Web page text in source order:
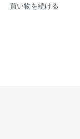
買い物を続ける